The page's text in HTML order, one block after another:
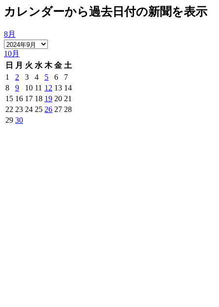
カレンダーから過去日付の新聞を表示
8月
10月
日
月 火 水 木 金 土
1
2 3 4 5 6
7
8
9 10 11 12 13 14
15 16 17 18 19 20 21
22 23 24 25 26 27 28
29 30